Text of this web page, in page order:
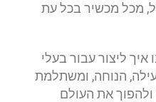
מכל מכשיר בכל עת
ליצור עבור בעלי
הנוחה, ומשתלמת
את העולם